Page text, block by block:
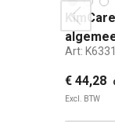
Art: K6331
€ 44,28
Excl. BTW
prev